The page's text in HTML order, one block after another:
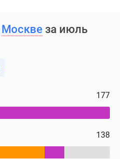
Москве за июль
177
138